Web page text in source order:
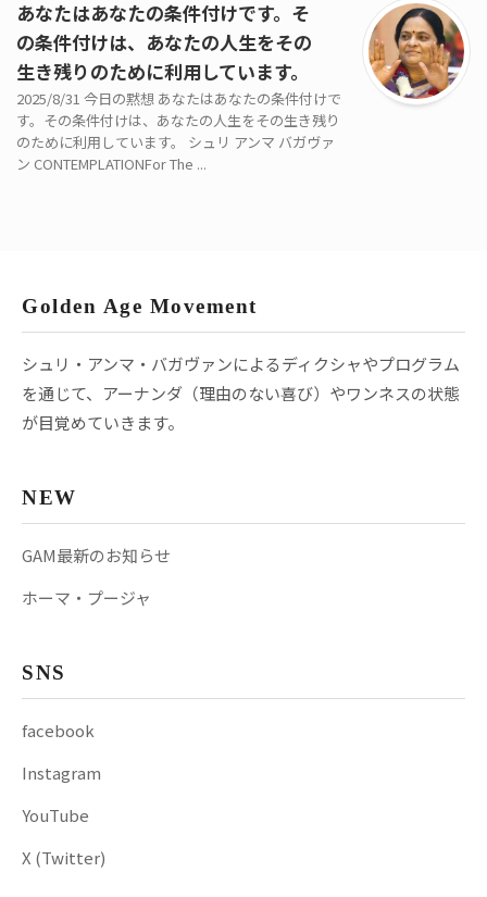
あなたはあなたの条件付けです。そ
の条件付けは、あなたの人生をその
生き残りのために利用しています。
2025/8/31 今日の黙想 あなたはあなたの条件付けで
す。その条件付けは、あなたの人生をその生き残り
のために利用しています。 シュリ アンマ バガヴァ
ン CONTEMPLATIONFor The ...
Golden Age Movement
シュリ・アンマ・バガヴァンによるディクシャやプログラム
を通じて、アーナンダ（理由のない喜び）やワンネスの状態
が目覚めていきます。
NEW
GAM最新のお知らせ
ホーマ・プージャ
SNS
facebook
Instagram
YouTube
X (Twitter)